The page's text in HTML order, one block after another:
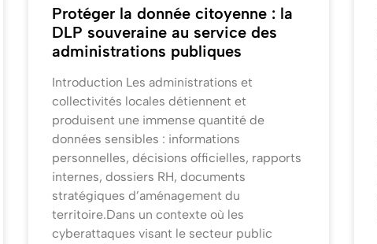
Protéger la donnée citoyenne : la
DLP souveraine au service des
administrations publiques
Introduction Les administrations et
collectivités locales détiennent et
produisent une immense quantité de
données sensibles : informations
personnelles, décisions officielles, rapports
internes, dossiers RH, documents
stratégiques d’aménagement du
territoire.Dans un contexte où les
cyberattaques visant le secteur public